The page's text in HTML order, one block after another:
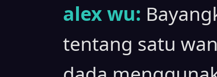
alex wu:
tentang satu